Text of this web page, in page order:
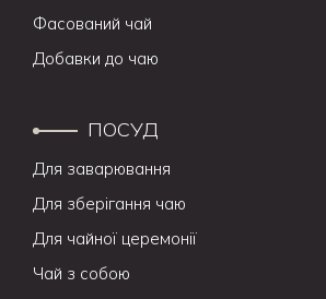
Фасований чай
Добавки до чаю
ПОСУД
Для заварювання
Для зберігання чаю
Для чайної церемонії
Чай з собою